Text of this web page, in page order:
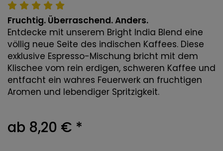
Fruchtig. Überraschend. Anders.
Entdecke mit unserem Bright India Blend eine
völlig neue Seite des indischen Kaffees. Diese
exklusive Espresso-Mischung bricht mit dem
Klischee vom rein erdigen, schweren Kaffee und
entfacht ein wahres Feuerwerk an fruchtigen
Aromen und lebendiger Spritzigkeit.
ab 8,20 € *